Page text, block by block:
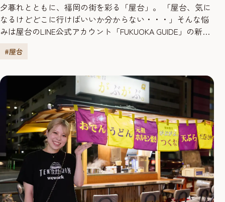
夕暮れとともに、福岡の街を彩る「屋台」。 「屋台、気に
なるけどどこに行けばいいか分からない・・・」そんな悩
みは屋台のLINE公式アカウント「FUKUOKA GUIDE」の新機
問に答えるだけで、好みやシーンに合わせて、”あなたに合
診断結果が表示されるまでトータルで約１分。...
#屋台